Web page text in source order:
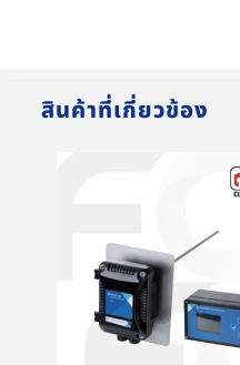
สินค้าที่เกี่ยวข้อง